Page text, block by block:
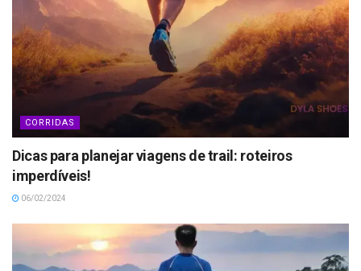
CORRIDAS
Dicas para planejar viagens de trail: roteiros
imperdíveis!
06/02/2024